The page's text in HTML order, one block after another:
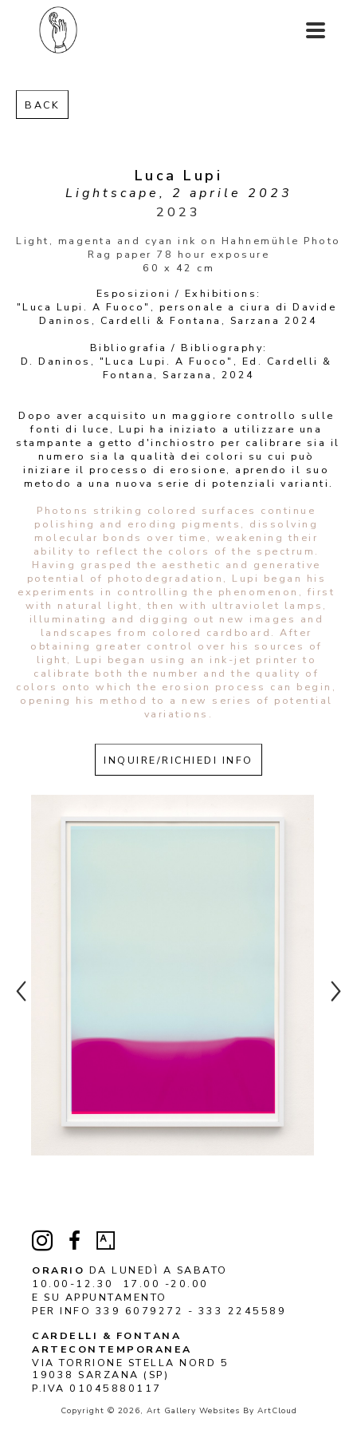
BACK
Luca Lupi
Lightscape, 2 aprile 2023
2023
Light, magenta and cyan ink on Hahnemühle Photo
Rag paper 78 hour exposure
60 x 42 cm
Esposizioni / Exhibitions:
"Luca Lupi. A Fuoco", personale a ciura di Davide
Daninos, Cardelli & Fontana, Sarzana 2024
Bibliografia / Bibliography:
D. Daninos, "Luca Lupi. A Fuoco", Ed. Cardelli &
Fontana, Sarzana, 2024
Dopo aver acquisito un maggiore controllo sulle
fonti di luce, Lupi ha iniziato a utilizzare una
stampante a getto d'inchiostro per calibrare sia il
numero sia la qualità dei colori su cui può
iniziare il processo di erosione, aprendo il suo
metodo a una nuova serie di potenziali varianti.
Photons striking colored surfaces continue
polishing and eroding pigments, dissolving
molecular bonds over time, weakening their
ability to reflect the colors of the spectrum.
Having grasped the aesthetic and generative
potential of photodegradation, Lupi began his
experiments in controlling the phenomenon, first
with natural light, then with ultraviolet lamps,
illuminating and digging out new images and
landscapes from colored cardboard. After
obtaining greater control over his sources of
light, Lupi began using an ink-jet printer to
calibrate both the number and the quality of
colors onto which the erosion process can begin,
opening his method to a new series of potential
variations.
INQUIRE/RICHIEDI INFO
ORARIO DA LUNEDÌ A SABATO
10.00-12.30 17.00 -20.00
E SU APPUNTAMENTO
PER INFO 339 6079272 - 333 2245589
CARDELLI & FONTANA
ARTECONTEMPORANEA
VIA TORRIONE STELLA NORD 5
19038 SARZANA (SP)
P.IVA 01045880117
Copyright © 2026, Art Gallery Websites By ArtCloud